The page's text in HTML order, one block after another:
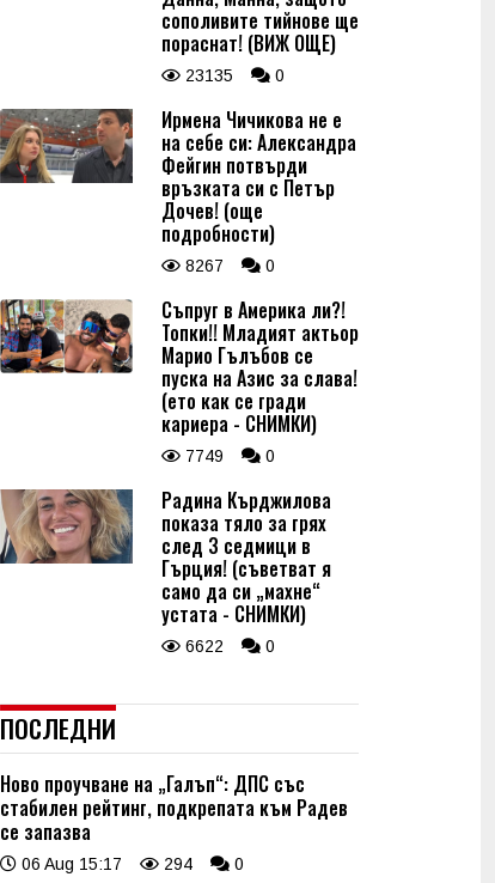
сополивите тийнове ще
пораснат! (ВИЖ ОЩЕ)
23135 0
Ирмена Чичикова не е
на себе си: Александра
Фейгин потвърди
връзката си с Петър
Дочев! (още
подробности)
8267 0
Съпруг в Америка ли?!
Топки!! Младият актьор
Марио Гълъбов се
пуска на Азис за слава!
(ето как се гради
кариера - СНИМКИ)
7749 0
Радина Кърджилова
показа тяло за грях
след 3 седмици в
Гърция! (съветват я
само да си „махне“
устата - СНИМКИ)
6622 0
ПОСЛЕДНИ
Ново проучване на „Галъп“: ДПС със
стабилен рейтинг, подкрепата към Радев
се запазва
06 Aug 15:17 294 0